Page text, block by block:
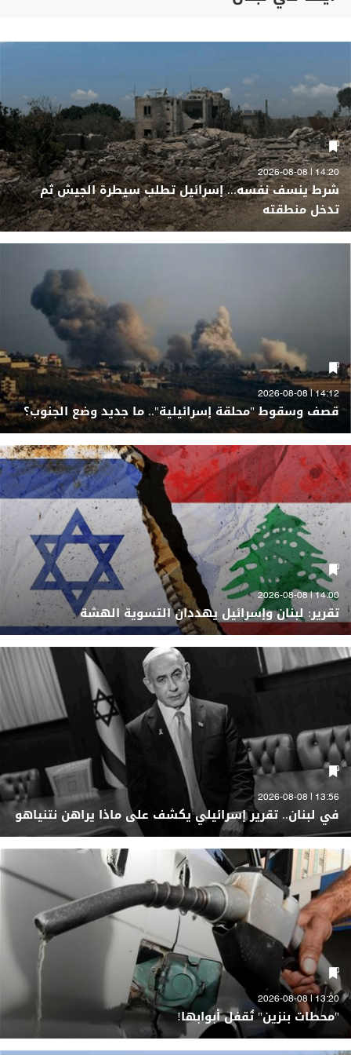
14:20 | 2026-08-08
شرط ينسف نفسه... إسرائيل تطلب سيطرة الجيش ثم
تدخل منطقته
14:12 | 2026-08-08
قصف وسقوط "محلقة إسرائيلية".. ما جديد وضع الجنوب؟
14:00 | 2026-08-08
تقرير: لبنان وإسرائيل يهددان التسوية الهشة
13:56 | 2026-08-08
في لبنان.. تقرير إسرائيلي يكشف على ماذا يراهن نتنياهو
13:20 | 2026-08-08
"محطات بنزين" تُقفل أبوابها!